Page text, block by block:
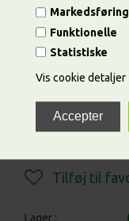
Markedsføring
Funktionelle
Statistiske
Vis cookie detaljer
ANTAL
Lager :